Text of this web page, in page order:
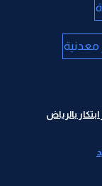
معدنية
بالرياض